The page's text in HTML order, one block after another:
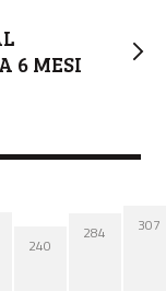
6 MESI
240
284 307